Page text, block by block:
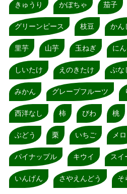
きゅうり かぼちゃ 茄子
グリーンピース 枝豆 かん
里芋 山芋 玉ねぎ にん
しいたけ えのきたけ ぶな
みかん グレープフルーツ
西洋なし 柿 びわ 桃
ぶどう 栗 いちご メ
パイナップル キウイ スイ
いんげん さやえんどう そ